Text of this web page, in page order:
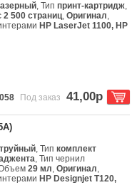
, Типпринт-картридж,
2 500 страниц,Оригинал,
HP LaserJet 1100, HP
Под заказ 41,00р
, Типкомплект
, Тип чернил
29 мл,Оригинал,
HP Designjet T120,